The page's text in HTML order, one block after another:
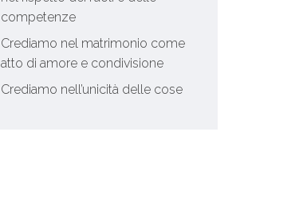
competenze
Crediamo nel matrimonio come
atto di amore e condivisione
Crediamo nell’unicità delle cose